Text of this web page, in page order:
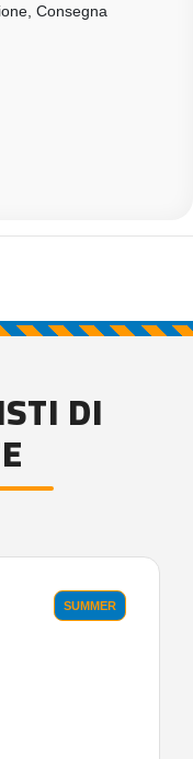
Consegna
DI
SUMMER